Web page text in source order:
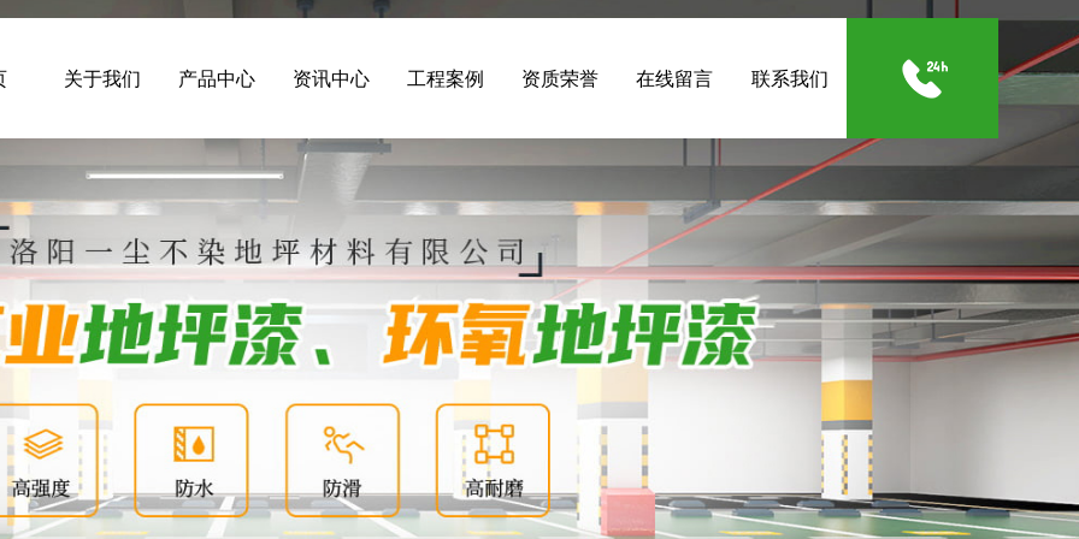
关于我们 产品中心 资讯中心 工程案例 资质荣誉 在线留言 联系我们